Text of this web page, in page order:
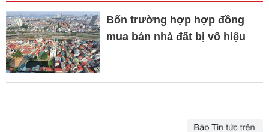
Bốn trường hợp hợp đồng
mua bán nhà đất bị vô hiệu